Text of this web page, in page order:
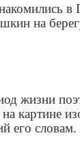
в
на
картине
словам.